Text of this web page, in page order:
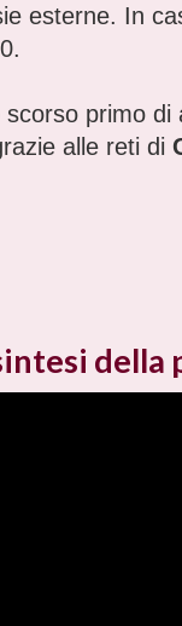
esterne. In
scorso primo di
alle reti di